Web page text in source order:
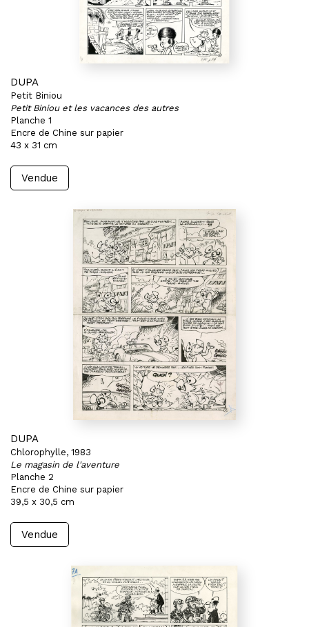
DUPA
Petit Biniou
Petit Biniou et les vacances des autres
Planche 1
Encre de Chine sur papier
43 x 31 cm
Vendue
DUPA
Chlorophylle, 1983
Le magasin de l'aventure
Planche 2
Encre de Chine sur papier
39,5 x 30,5 cm
Vendue